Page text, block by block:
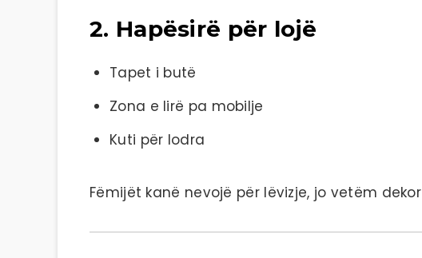
2. Hapësirë për lojë
Tapet i butë
Zona e lirë pa mobilje
Kuti për lodra
Fëmijët kanë nevojë për lëvizje, jo vetëm dekor